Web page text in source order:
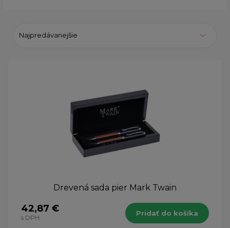
Najpredávanejšie
Drevená sada pier Mark Twain
42,87 €
s DPH
Pridať do košíka